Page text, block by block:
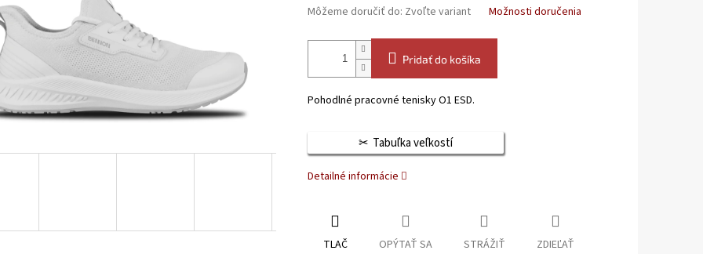
Môžeme doručiť do: Zvoľte variant Možnosti doručenia
Pridať do košíka
Pohodlné pracovné tenisky O1 ESD.
Tabuľka veľkostí
Detailné informácie
TLAČ OPÝTAŤ SA STRÁŽIŤ ZDIEĽAŤ